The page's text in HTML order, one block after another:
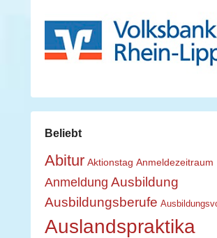
Beliebt
Abitur Aktionstag Anmeldezeitraum
Anmeldung Ausbildung
Ausbildungsberufe
Auslandspraktika